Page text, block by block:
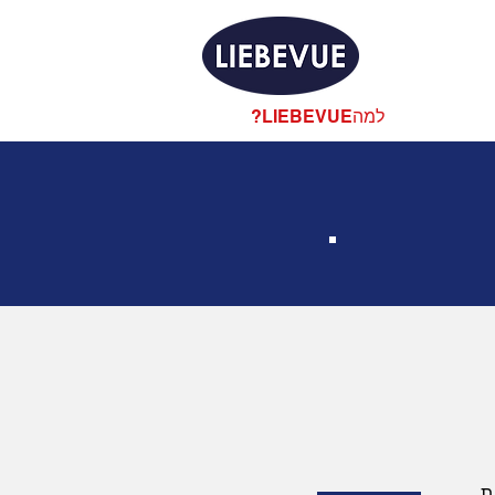
?LIEBEVUEלמה